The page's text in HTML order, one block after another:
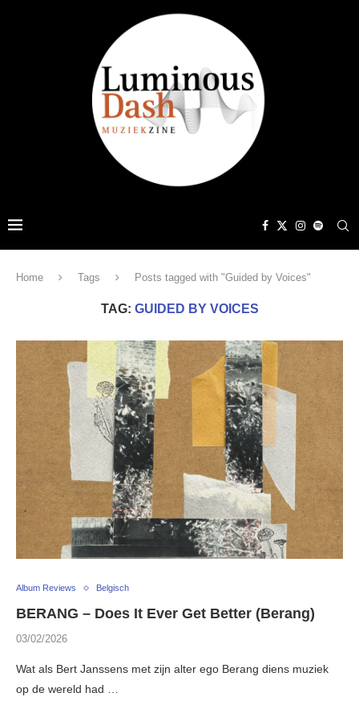
Home Tags Posts tagged with "Guided by Voices"
TAG: GUIDED BY VOICES
Album Reviews Belgisch
BERANG – Does It Ever Get Better (Berang)
03/02/2026
Wat als Bert Janssens met zijn alter ego Berang diens muziek
op de wereld had …